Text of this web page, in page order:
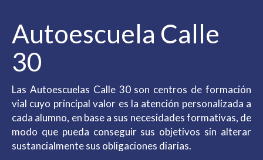
Autoescuelas Calle
Autoescuela Calle
30
Las Autoescuelas Calle 30 son centros de formación
vial cuyo principal valor es la atención personalizada a
cada alumno, en base a sus necesidades formativas, de
modo que pueda conseguir sus objetivos sin alterar
sustancialmente sus obligaciones diarias.